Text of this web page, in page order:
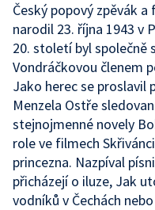
Český popový zpěvák
narodil 23. října 1943 v
20. století byl společně
Vondráčkovou členem
Jako herec se proslavil
Menzela Ostře
stejnojmenné novely
role ve filmech
princezna. Nazpíval
přicházejí o iluze, Jak
vodníků v Čechách